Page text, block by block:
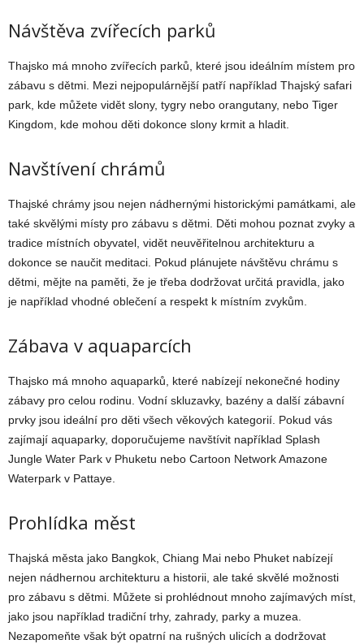
Návštěva zvířecích parků
Thajsko má mnoho zvířecích parků, které jsou ideálním místem pro
zábavu s dětmi. Mezi nejpopulárnější patří například Thajský safari
park, kde můžete vidět slony, tygry nebo orangutany, nebo Tiger
Kingdom, kde mohou děti dokonce slony krmit a hladit.
Navštívení chrámů
Thajské chrámy jsou nejen nádhernými historickými památkami, ale
také skvělými místy pro zábavu s dětmi. Děti mohou poznat zvyky a
tradice místních obyvatel, vidět neuvěřitelnou architekturu a
dokonce se naučit meditaci. Pokud plánujete návštěvu chrámu s
dětmi, mějte na paměti, že je třeba dodržovat určitá pravidla, jako
je například vhodné oblečení a respekt k místním zvykům.
Zábava v aquaparcích
Thajsko má mnoho aquaparků, které nabízejí nekonečné hodiny
zábavy pro celou rodinu. Vodní skluzavky, bazény a další zábavní
prvky jsou ideální pro děti všech věkových kategorií. Pokud vás
zajímají aquaparky, doporučujeme navštívit například Splash
Jungle Water Park v Phuketu nebo Cartoon Network Amazone
Waterpark v Pattaye.
Prohlídka měst
Thajská města jako Bangkok, Chiang Mai nebo Phuket nabízejí
nejen nádhernou architekturu a historii, ale také skvělé možnosti
pro zábavu s dětmi. Můžete si prohlédnout mnoho zajímavých míst,
jako jsou například tradiční trhy, zahrady, parky a muzea.
Nezapomeňte však být opatrní na rušných ulicích a dodržovat